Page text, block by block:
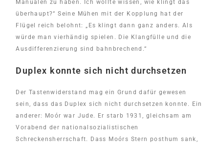
Manualen zu haben. Ich wollte wissen, wie klingt das
überhaupt?“ Seine Mühen mit der Kopplung hat der
Flügel reich belohnt: „Es klingt dann ganz anders. Als
würde man vierhändig spielen. Die Klangfülle und die
Ausdifferenzierung sind bahnbrechend.“
Duplex konnte sich nicht durchsetzen
Der Tastenwiderstand mag ein Grund dafür gewesen
sein, dass das Duplex sich nicht durchsetzen konnte. Ein
anderer: Moór war Jude. Er starb 1931, gleichsam am
Vorabend der nationalsozialistischen
Schreckensherrschaft. Dass Moórs Stern posthum sank,